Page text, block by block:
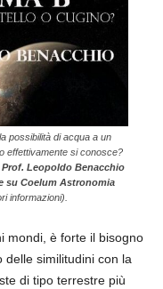
possibilità di acqua a un
effettivamente si conosce?
Prof. Leopoldo Benacchio
su Coelum Astronomia
informazioni).
mondi, è forte il bisogno
delle similitudini con la
di tipo terrestre più